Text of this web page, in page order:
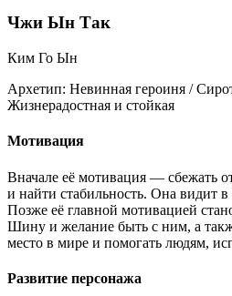
Чжи Ын Так
Ким Го Ын
Архетип: Невинная героиня /
Жизнерадостная и стойкая
Мотивация
Вначале её мотивация — сбежать
и найти стабильность. Она видит в
Позже её главной мотивацией
Шину и желание быть с ним, а
место в мире и помогать людям,
Развитие персонажа